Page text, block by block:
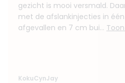
6. JECT Clinics
4.9 (106
gezicht is mooi versmald.
met de afslankinjecties in
afgevallen en 7 cm bui...
KokuCynJay